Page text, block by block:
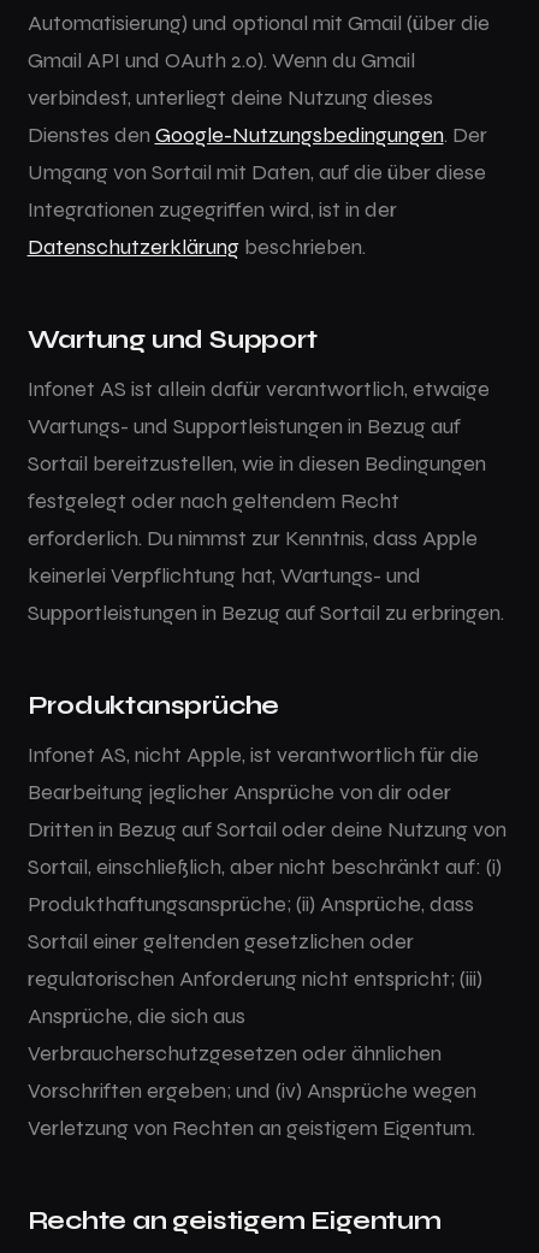
Automatisierung) und optional mit Gmail (über die
Gmail API und OAuth 2.0). Wenn du Gmail
verbindest, unterliegt deine Nutzung dieses
Dienstes den Google-Nutzungsbedingungen. Der
Umgang von Sortail mit Daten, auf die über diese
Integrationen zugegriffen wird, ist in der
Datenschutzerklärungbeschrieben.
Wartung und Support
Infonet AS ist allein dafür verantwortlich, etwaige
Wartungs- und Supportleistungen in Bezug auf
Sortail bereitzustellen, wie in diesen Bedingungen
festgelegt oder nach geltendem Recht
erforderlich. Du nimmst zur Kenntnis, dass Apple
keinerlei Verpflichtung hat, Wartungs- und
Supportleistungen in Bezug auf Sortail zu erbringen.
Produktansprüche
Infonet AS, nicht Apple, ist verantwortlich für die
Bearbeitung jeglicher Ansprüche von dir oder
Dritten in Bezug auf Sortail oder deine Nutzung von
Sortail, einschließlich, aber nicht beschränkt auf: (i)
Produkthaftungsansprüche; (ii) Ansprüche, dass
Sortail einer geltenden gesetzlichen oder
regulatorischen Anforderung nicht entspricht; (iii)
Ansprüche, die sich aus
Verbraucherschutzgesetzen oder ähnlichen
Vorschriften ergeben; und (iv) Ansprüche wegen
Verletzung von Rechten an geistigem Eigentum.
Rechte an geistigem Eigentum